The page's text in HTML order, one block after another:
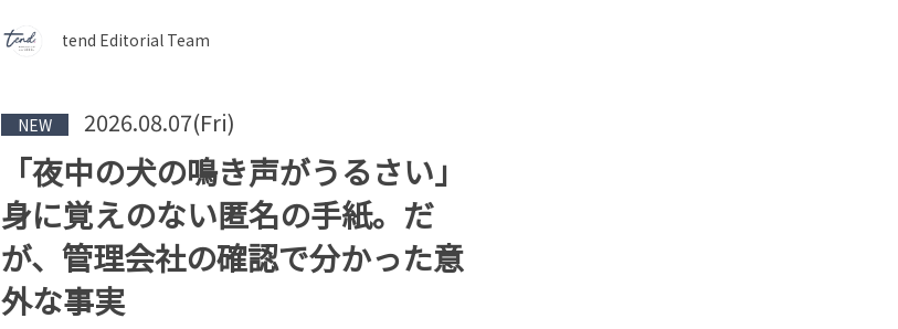
tend Editorial Team
NEW 2026.08.07(Fri)
「夜中の犬の鳴き声がうるさい」
身に覚えのない匿名の手紙。だ
が、管理会社の確認で分かった意
外な事実